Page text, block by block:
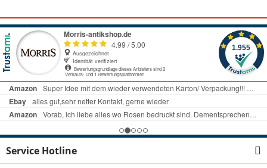
Service Hotline